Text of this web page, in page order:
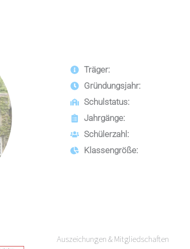
Träger:
Gründungsjahr:
Schulstatus:
Jahrgänge:
Schülerzahl:
Klassengröße:
Auszeichungen & Mitgliedschaften